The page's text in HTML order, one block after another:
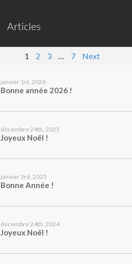
Articles
1 2 3 … 7 Next
janvier 1st, 2026
Bonne année 2026 !
décembre 24th, 2025
Joyeux Noël !
janvier 3rd, 2025
Bonne Année !
décembre 24th, 2024
Joyeux Noël !